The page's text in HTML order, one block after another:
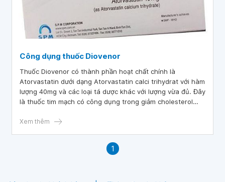
Công dụng thuốc Diovenor
Thuốc Diovenor có thành phần hoạt chất chính là
Atorvastatin dưới dạng Atorvastatin calci trihydrat với hàm
lượng 40mg và các loại tá dược khác với lượng vừa đủ. Đây
là thuốc tim mạch có công dụng trong giảm cholesterol
không đáp ứng đầy đủ với chế độ dinh dưỡng.
Xem thêm
1